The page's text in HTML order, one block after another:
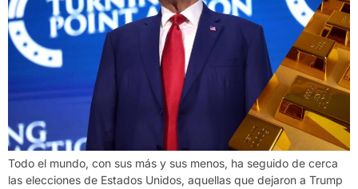
Todo el mundo, con sus más y sus menos, ha seguido de cerca
las elecciones de Estados Unidos, aquellas que dejaron a Trump